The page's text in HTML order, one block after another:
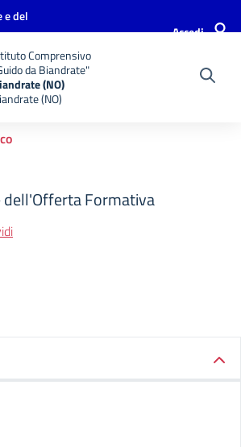
e del
Accedi
Comprensivo
da Biandrate"
(NO)
(NO)
dell'Offerta Formativa